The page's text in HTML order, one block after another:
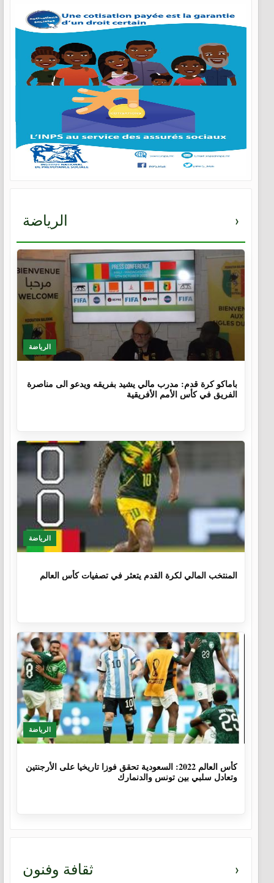
الرياضة ›
الرياضة
باماكو كرة قدم: مدرب مالي يشيد بفريقه ويدعو الى مناصرة
الفريق في كأس الأمم الأفريقية
الرياضة
المنتخب المالي لكرة القدم يتعثر في تصفيات كأس العالم
الرياضة
كأس العالم 2022: السعودية تحقق فوزا تاريخيا على الأرجنتين
وتعادل سلبي بين تونس والدنمارك
ثقافة وفنون ›